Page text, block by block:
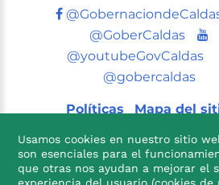
@GoberCaldas
@youtubeGovCaldas
@gobercaldas
Políticas Mapa del
Usamos cookies en nuestro sitio
son esenciales para el
que otras nos ayudan a mejorar el